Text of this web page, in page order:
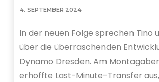
4. SEPTEMBER 2024
In der neuen Folge sprechen Tino
über die überraschenden
Dynamo Dresden. Am
erhoffte Last-Minute-Transfer